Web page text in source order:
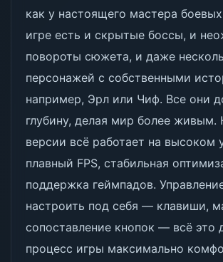
как у настоящего мастера
игре есть и скрытые боссы, и
повороты сюжета, и даже
персонажей с собственными
например, Эрл или Чиф. Все они
глубину, делая мир более живым.
версии всё работает на высоком
плавный FPS, стабильная
поддержка геймпадов.
настроить под себя — клавиши,
сопоставление кнопок — всё это
процесс игры максимально